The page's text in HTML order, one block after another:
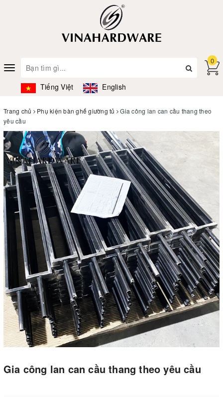
Toggle
navigation
Tiếng Việt English
0
Trang chủ Phụ kiện bàn ghế giường tủ
Gia công lan can cầu thang theo
yêu cầu
Gia công lan can cầu thang theo yêu cầu